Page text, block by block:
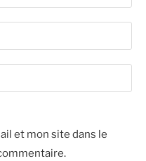
et mon site dans le